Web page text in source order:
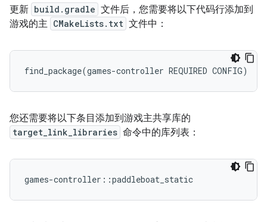
更新 build.gradle 文件后，您需要将以下代码行添加到
游戏的主 CMakeLists.txt 文件中：
find_package(games-controller REQUIRED CONFIG)
您还需要将以下条目添加到游戏主共享库的
target_link_libraries 命令中的库列表：